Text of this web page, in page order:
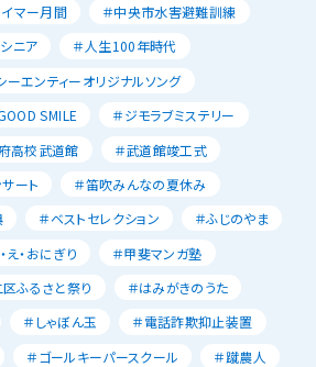
マー月間
＃中央市水害避難訓練
ニア
＃人生100年時代
ーエンティーオリジナルソング
SMILE
＃ジモラブミステリー
高校武道館
＃武道館竣工式
ート
＃笛吹みんなの夏休み
＃ベストセレクション
＃ふじのやま
え・おにぎり
＃甲斐マンガ塾
ふるさと祭り
＃はみがきのうた
＃しゃぼん玉
＃電話詐欺抑止装置
＃ゴールキーパースクール
＃蹴農人